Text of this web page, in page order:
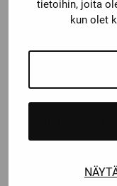
tietoihin, joita
kun olet